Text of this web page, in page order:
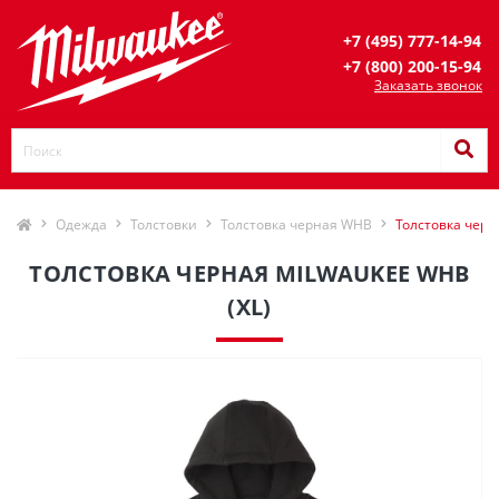
+7 (495) 777-14-94
+7 (800) 200-15-94
Заказать звонок
Одежда Толстовки Толстовка черная WHB Толстовка
ТОЛСТОВКА ЧЕРНАЯ MILWAUKEE WHB
(XL)